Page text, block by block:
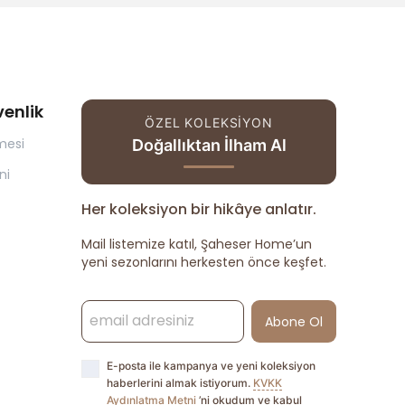
ÖZEL KOLEKSİYON
Doğallıktan İlham Al
Her koleksiyon bir hikâye anlatır.
Mail listemize katıl, Şaheser Home’un
yeni sezonlarını herkesten önce keşfet.
Abone Ol
E-posta ile kampanya ve yeni koleksiyon
haberlerini almak istiyorum. KVKK
Aydınlatma Metni ’ni okudum ve kabul